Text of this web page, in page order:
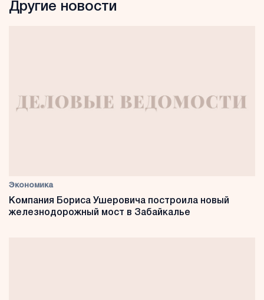
Другие новости
Экономика
Компания Бориса Ушеровича построила новый
железнодорожный мост в Забайкалье